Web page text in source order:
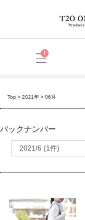
Top > 2021年 > 06月
バックナンバー